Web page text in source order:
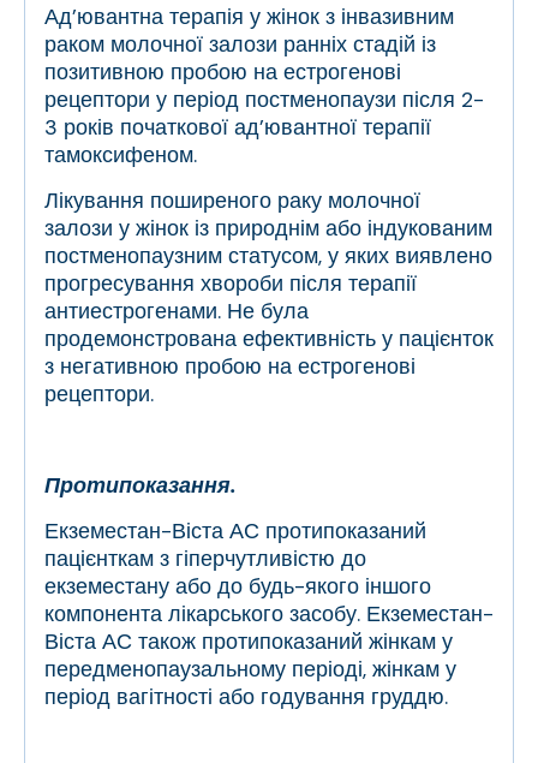
Ад’ювантна терапія у жінок з інвазивним
раком молочної залози ранніх стадій із
позитивною пробою на естрогенові
рецептори у період постменопаузи після 2-
3 років початкової ад’ювантної терапії
тамоксифеном.
Лікування поширеного раку молочної
залози у жінок із природнім або індукованим
постменопаузним статусом, у яких виявлено
прогресування хвороби після терапії
антиестрогенами. Не була
продемонстрована ефективність у пацієнток
з негативною пробою на естрогенові
рецептори.
Протипоказання.
Екземестан-Віста АС протипоказаний
пацієнткам з гіперчутливістю до
екземестану або до будь-якого іншого
компонента лікарського засобу. Екземестан-
Віста АС також протипоказаний жінкам у
передменопаузальному періоді, жінкам у
період вагітності або годування груддю.